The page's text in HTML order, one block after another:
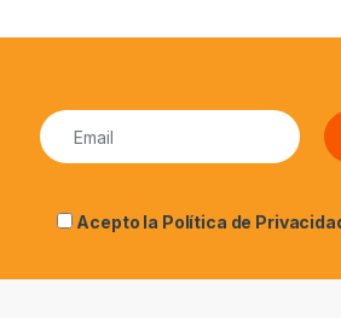
Acepto la Política de